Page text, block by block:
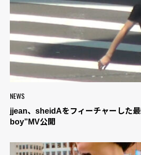
NEWS
jjean、sheidAをフィーチャーした
boy”MV公開